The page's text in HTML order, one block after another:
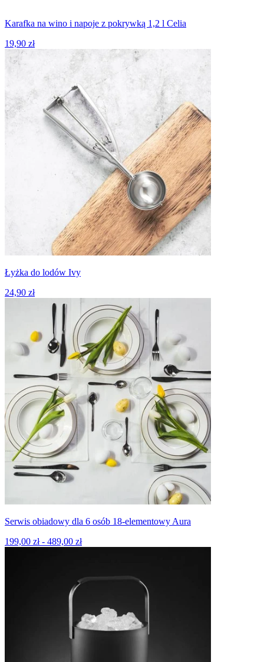
Karafka na wino i napoje z pokrywką 1,2 l Celia
19,90 zł
Łyżka do lodów Ivy
24,90 zł
Serwis obiadowy dla 6 osób 18-elementowy Aura
199,00 zł - 489,00 zł